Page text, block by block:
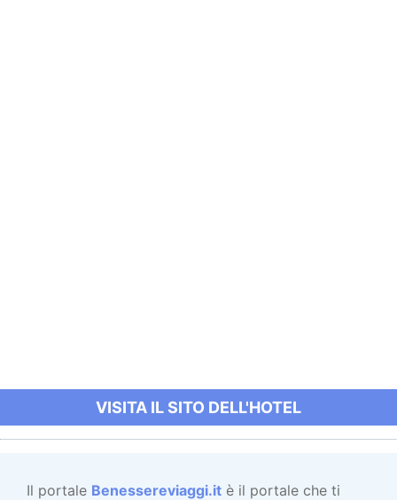
VISITA IL SITO DELL'HOTEL
Il portale Benessereviaggi.it è il portale che ti